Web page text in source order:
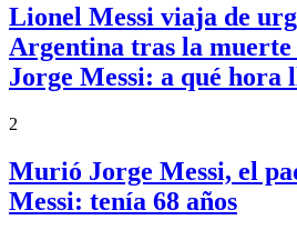
Lionel Messi viaja de
Argentina tras la muerte
Jorge Messi: a qué hora
2
Murió Jorge Messi, el
Messi: tenía 68 años